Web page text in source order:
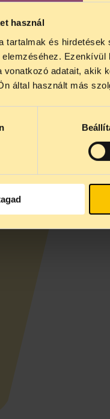
használ
tartalmak és
elemzéséhez.
vonatkozó adatait, akik
által használt más
közölt,
is az
napról
ítélet
ügyei (Index.hu)